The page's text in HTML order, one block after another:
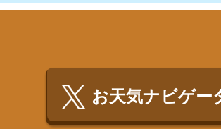
お天気ナビゲー